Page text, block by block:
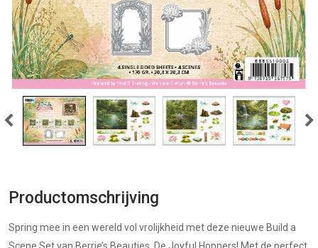
Productomschrijving
Spring mee in een wereld vol vrolijkheid met deze nieuwe Build a